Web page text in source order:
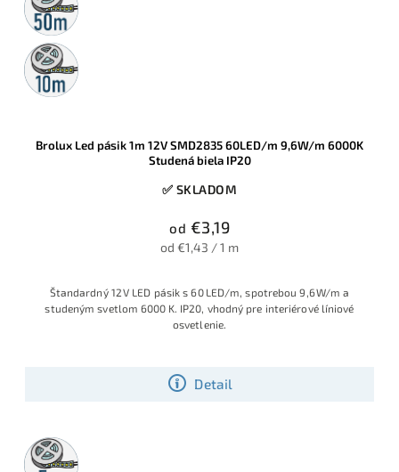
rolka
10m
rolka
Brolux Led pásik 1m 12V SMD2835 60LED/m 9,6W/m 6000K
Studená biela IP20
✅ SKLADOM
od €3,19
od €1,43 / 1 m
Detail
Štandardný 12 V LED pásik s 60 LED/m, spotrebou 9,6 W/m a
studeným svetlom 6000 K. IP20, vhodný pre interiérové líniové
osvetlenie.
5m
rolka